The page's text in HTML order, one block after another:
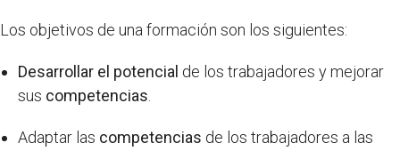
Los objetivos de una formación son los siguientes:
Desarrollar el potencial de los trabajadores y mejorar
sus competencias
Adaptar las competencias de los trabajadores a las